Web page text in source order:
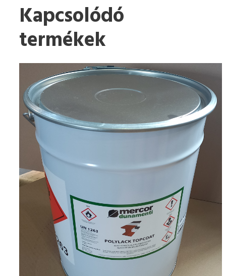
Kapcsolódó
termékek